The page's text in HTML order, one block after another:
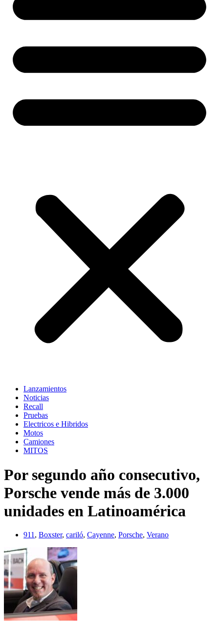
Lanzamientos
Noticias
Recall
Pruebas
Electricos e Hibridos
Motos
Camiones
MITOS
Por segundo año consecutivo,
Porsche vende más de 3.000
unidades en Latinoamérica
911 , Boxster, cariló, Cayenne, Porsche, Verano